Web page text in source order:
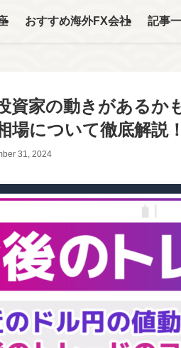
おすすめ海外FX会社 記事
資家の動きがあるか
場について徹底解説！
31, 2024